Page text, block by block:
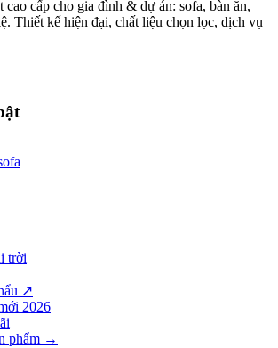
cấp cho gia đình & dự án: sofa, bàn ăn,
Thiết kế hiện đại, chất liệu chọn lọc, dịch vụ
trời
↗
2026
phẩm →